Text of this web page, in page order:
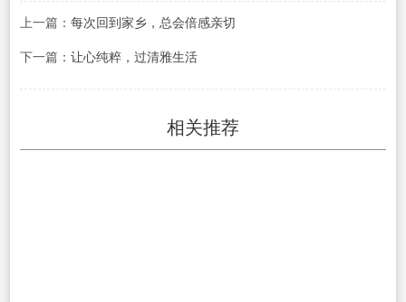
上一篇： 每次回到家乡，总会倍感亲切
下一篇： 让心纯粹，过清雅生活
相关推荐